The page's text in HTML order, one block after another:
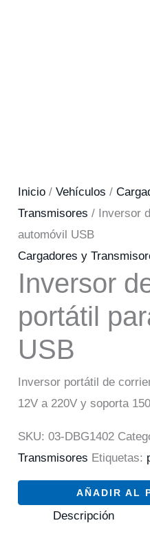
Inicio /Vehículos /
Transmisores / Inversor
automóvil USB
Cargadores y
Inversor
portátil
USB
Inversor portátil de
12V a 220V y soporta
SKU:03-DBG1402
Transmisores Etiquetas:
AÑADIR AL
Descripción